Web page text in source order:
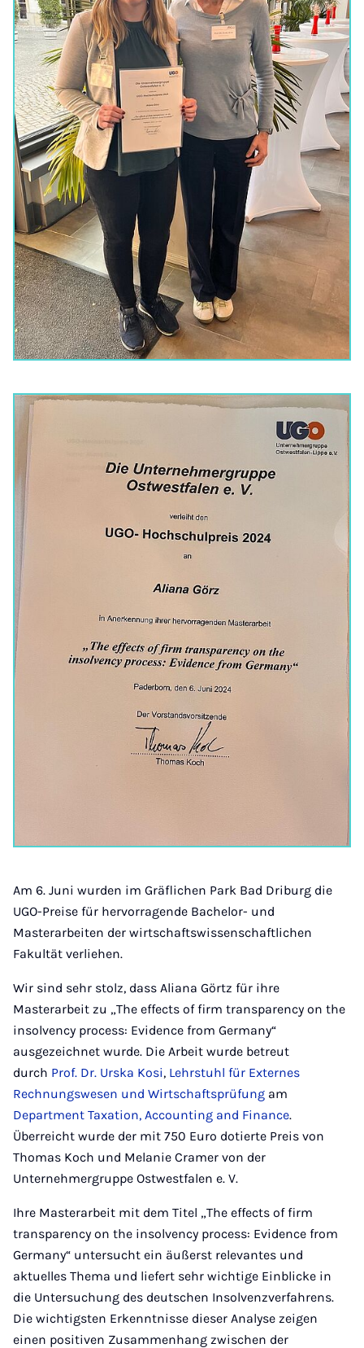
Am 6. Juni wurden im Gräflichen Park Bad Driburg die
UGO-Preise für hervorragende Bachelor- und
Masterarbeiten der wirtschaftswissenschaftlichen
Fakultät verliehen.
Wir sind sehr stolz, dass Aliana Görtz für ihre
Masterarbeit zu „The effects of firm transparency on the
insolvency process: Evidence from Germany“
ausgezeichnet wurde. Die Arbeit wurde betreut
durch Prof. Dr. Urska Kosi, Lehrstuhl für Externes
Rechnungswesen und Wirtschaftsprüfung am
Department Taxation, Accounting and Finance.
Überreicht wurde der mit 750 Euro dotierte Preis von
Thomas Koch und Melanie Cramer von der
Unternehmergruppe Ostwestfalen e. V.
Ihre Masterarbeit mit dem Titel „The effects of firm
transparency on the insolvency process: Evidence from
Germany“ untersucht ein äußerst relevantes und
aktuelles Thema und liefert sehr wichtige Einblicke in
die Untersuchung des deutschen Insolvenzverfahrens.
Die wichtigsten Erkenntnisse dieser Analyse zeigen
einen positiven Zusammenhang zwischen der